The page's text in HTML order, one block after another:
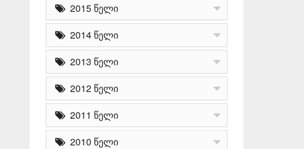
2015 წელი
2014 წელი
2013 წელი
2012 წელი
2011 წელი
2010 წელი